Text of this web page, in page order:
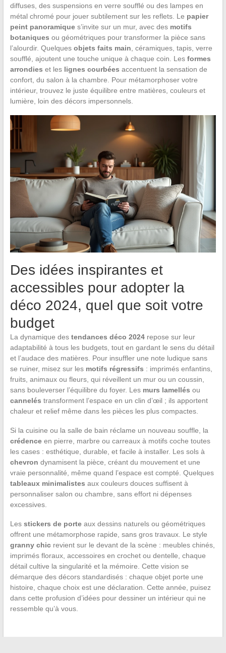
diffuses, des suspensions en verre soufflé ou des lampes en
métal chromé pour jouer subtilement sur les reflets. Le papier
peint panoramiques’invite sur un mur, avec des motifs
botaniques ou géométriques pour transformer la pièce sans
l’alourdir. Quelques objets faits main , céramiques, tapis, verre
soufflé, ajoutent une touche unique à chaque coin. Les formes
arrondies et les lignes courbées accentuent la sensation de
confort, du salon à la chambre. Pour métamorphoser votre
intérieur, trouvez le juste équilibre entre matières, couleurs et
lumière, loin des décors impersonnels.
Des idées inspirantes et
accessibles pour adopter la
déco 2024, quel que soit votre
budget
La dynamique des tendances déco 2024repose sur leur
adaptabilité à tous les budgets, tout en gardant le sens du détail
et l’audace des matières. Pour insuffler une note ludique sans
se ruiner, misez sur les motifs régressifs : imprimés enfantins,
fruits, animaux ou fleurs, qui réveillent un mur ou un coussin,
sans bouleverser l’équilibre du foyer. Les murs lamellés ou
cannelés transforment l’espace en un clin d’œil ; ils apportent
chaleur et relief même dans les pièces les plus compactes.
Si la cuisine ou la salle de bain réclame un nouveau souffle, la
crédenceen pierre, marbre ou carreaux à motifs coche toutes
les cases : esthétique, durable, et facile à installer. Les sols à
chevron dynamisent la pièce, créant du mouvement et une
vraie personnalité, même quand l’espace est compté. Quelques
tableaux minimalistes aux couleurs douces suffisent à
personnaliser salon ou chambre, sans effort ni dépenses
excessives.
Les stickers de porteaux dessins naturels ou géométriques
offrent une métamorphose rapide, sans gros travaux. Le style
granny chicrevient sur le devant de la scène : meubles chinés,
imprimés floraux, accessoires en crochet ou dentelle, chaque
détail cultive la singularité et la mémoire. Cette vision se
démarque des décors standardisés : chaque objet porte une
histoire, chaque choix est une déclaration. Cette année, puisez
dans cette profusion d’idées pour dessiner un intérieur qui ne
ressemble qu’à vous.